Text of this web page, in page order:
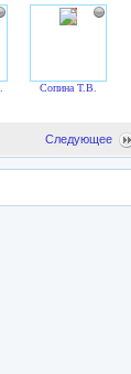
Сопина Т.В.
Следующее